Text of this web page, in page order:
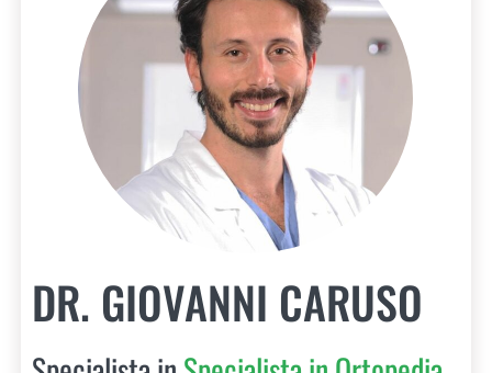
DR. GIOVANNI CARUSO